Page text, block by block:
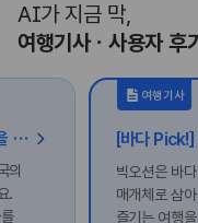
AI가 지금 막,
여행기사ㆍ사용자 후
낙동강 물줄기 따라 호국의 정신을 만나는 칠곡 평화 여행
의
.
여행기사
빅오션은 바
매개체로 삼
즐기는 여행